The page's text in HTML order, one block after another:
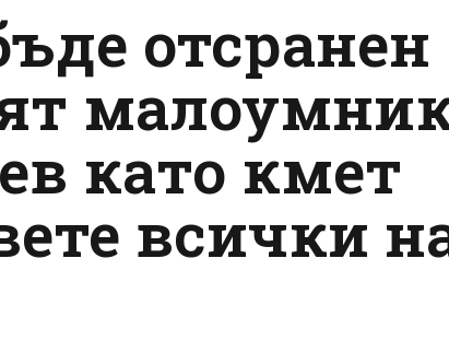
отсранен
като кмет
всички